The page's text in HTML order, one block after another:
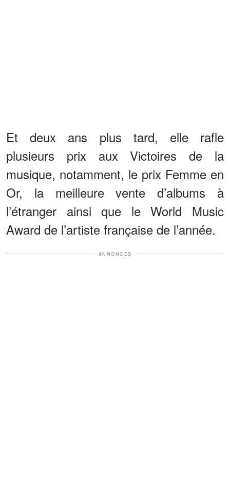
Et deux ans plus tard, elle rafle
plusieurs prix aux Victoires de la
musique, notamment, le prix Femme en
Or, la meilleure vente d’albums à
l’étranger ainsi que le World Music
Award de l’artiste française de l’année.
ANNONCES